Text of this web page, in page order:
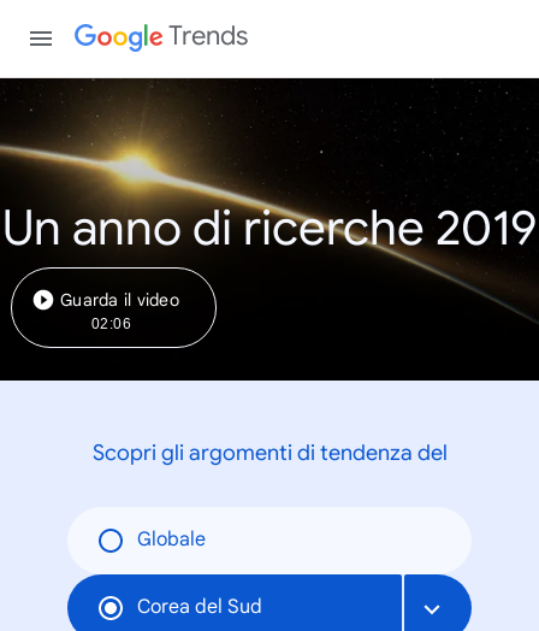
Trends
Un anno di ricerche 2019
Guarda il video
02:06
Scopri gli argomenti di tendenza del
Globale
Corea del Sud